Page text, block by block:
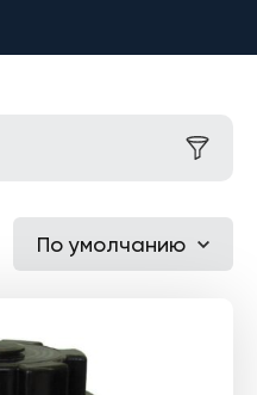
По умолчанию